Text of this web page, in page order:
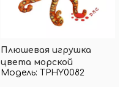
Плюшевая игрушка
цвета морской
осьминог
Модель: TPHY0082